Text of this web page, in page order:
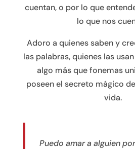
cuentan, o por lo que
lo que nos
Adoro a quienes saben y
las palabras, quienes las
algo más que fonemas
poseen el secreto mágico
vida.
Puedo amar a alguien